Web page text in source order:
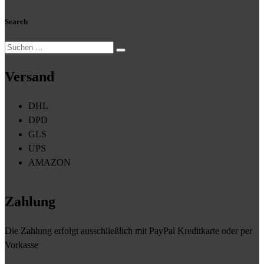
Search
Suche
Versand
DHL
DPD
GLS
UPS
AMAZON
Zahlung
Die Zahlung erfolgt ausschließlich mit PayPal Kreditkarte oder per
Vorkasse